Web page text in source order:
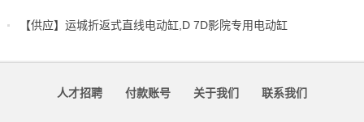
【供应】运城折返式直线电动缸,D 7D影院专用电动缸
人才招聘 付款账号 关于我们 联系我们